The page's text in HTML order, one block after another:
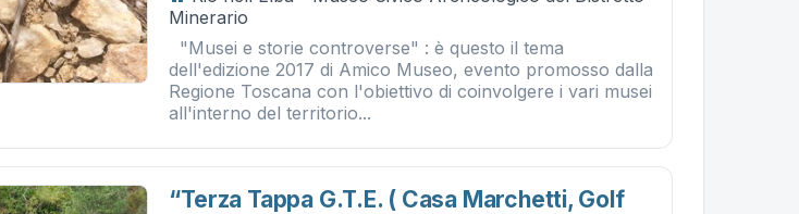
Minerario
"Musei e storie controverse" : è questo il tema
dell'edizione 2017 di Amico Museo, evento promosso dalla
Regione Toscana con l'obiettivo di coinvolgere i vari musei
all'interno del territorio...
“terza Tappa G.t.e. ( Casa Marchetti, Golf